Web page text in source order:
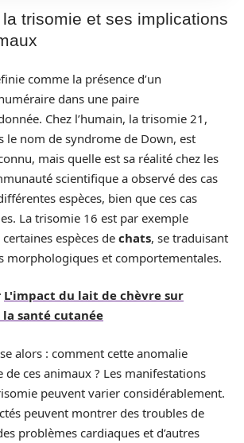
trisomie et ses implications
comme la présence d’un
dans une paire
Chez l’humain, la trisomie 21,
le nom de syndrome de Down, est
mais quelle est sa réalité chez les
scientifique a observé des cas
espèces, bien que ces cas
La trisomie 16 est par exemple
espèces de chats, se traduisant
morphologiques et comportementales.
L'impact du lait de chèvre sur
santé cutanée
alors : comment cette anomalie
de ces animaux ? Les manifestations
peuvent varier considérablement.
peuvent montrer des troubles de
problèmes cardiaques et d’autres